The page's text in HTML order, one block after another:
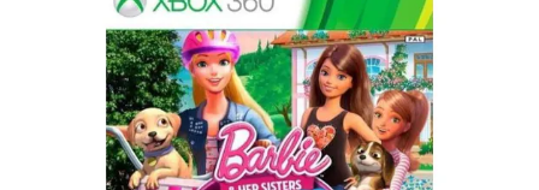
PlayStation
Nintendo